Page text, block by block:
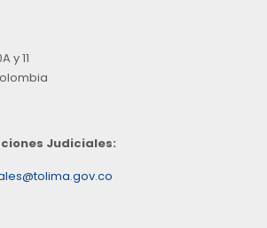
y 11
Judiciales: